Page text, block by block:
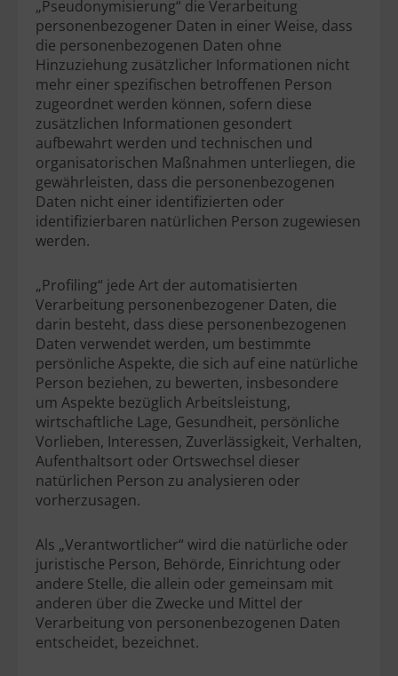
„Pseudonymisierung“ die Verarbeitung
personenbezogener Daten in einer Weise, dass
die personenbezogenen Daten ohne
Hinzuziehung zusätzlicher Informationen nicht
mehr einer spezifischen betroffenen Person
zugeordnet werden können, sofern diese
zusätzlichen Informationen gesondert
aufbewahrt werden und technischen und
organisatorischen Maßnahmen unterliegen, die
gewährleisten, dass die personenbezogenen
Daten nicht einer identifizierten oder
identifizierbaren natürlichen Person zugewiesen
werden.
„Profiling“ jede Art der automatisierten
Verarbeitung personenbezogener Daten, die
darin besteht, dass diese personenbezogenen
Daten verwendet werden, um bestimmte
persönliche Aspekte, die sich auf eine natürliche
Person beziehen, zu bewerten, insbesondere
um Aspekte bezüglich Arbeitsleistung,
wirtschaftliche Lage, Gesundheit, persönliche
Vorlieben, Interessen, Zuverlässigkeit, Verhalten,
Aufenthaltsort oder Ortswechsel dieser
natürlichen Person zu analysieren oder
vorherzusagen.
Als „Verantwortlicher“ wird die natürliche oder
juristische Person, Behörde, Einrichtung oder
andere Stelle, die allein oder gemeinsam mit
anderen über die Zwecke und Mittel der
Verarbeitung von personenbezogenen Daten
entscheidet, bezeichnet.